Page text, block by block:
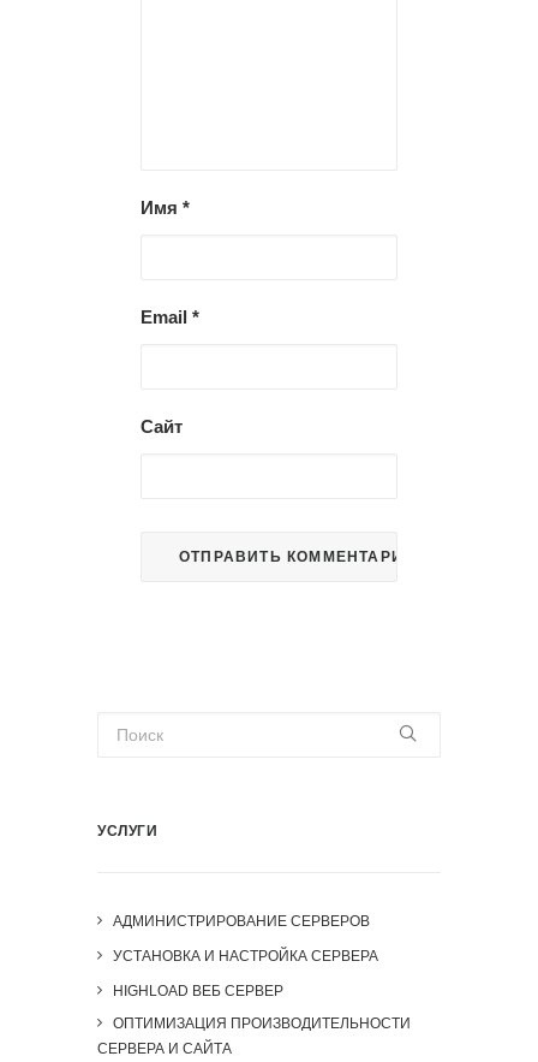
Имя *
Email *
Сайт
УСЛУГИ
АДМИНИСТРИРОВАНИЕ СЕРВЕРОВ
УСТАНОВКА И НАСТРОЙКА СЕРВЕРА
HIGHLOAD ВЕБ СЕРВЕР
ОПТИМИЗАЦИЯ ПРОИЗВОДИТЕЛЬНОСТИ
СЕРВЕРА И САЙТА